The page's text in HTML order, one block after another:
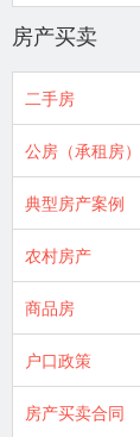
房产买卖
二手房
公房（承租房）
典型房产案例
农村房产
商品房
户口政策
房产买卖合同